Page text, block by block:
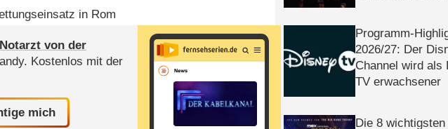
in Rom
von der
Kostenlos mit der
mich
Programm-
2026/​27: Der
Channel wird als
TV erwachsener
Die 8 wichtigsten